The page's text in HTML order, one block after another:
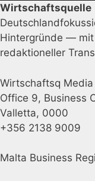
Wirtschaftsquelle
Hintergründe — mit
redaktioneller
Wirtschaftsq
Office 9, Business
Valletta, 0000
+356 2138 9009
Malta Business